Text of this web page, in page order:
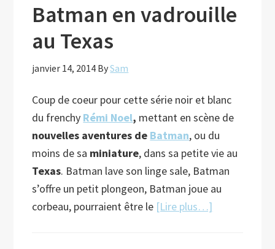
Batman en vadrouille
au Texas
janvier 14, 2014 BySam
Coup de coeur pour cette série noir et blanc
du frenchy Rémi Noel, mettant en scène de
nouvelles aventures de Batman, ou du
moins de sa miniature, dans sa petite vie au
Texas. Batman lave son linge sale, Batman
s’offre un petit plongeon, Batman joue au
corbeau, pourraient être le [Lire plus…]